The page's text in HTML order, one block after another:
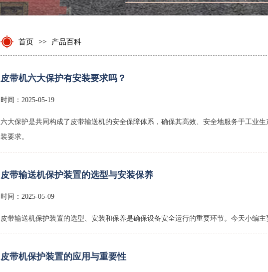
首页 >> 产品百科
皮带机六大保护有安装要求吗？
时间：2025-05-19
六大保护是共同构成了皮带输送机的安全保障体系，确保其高效、安全地服务于工业
装要求。
皮带输送机保护装置的选型与安装保养
时间：2025-05-09
皮带输送机保护装置的选型、安装和保养‌是确保设备安全运行的重要环节。今天小编
皮带机保护装置的应用与重要性